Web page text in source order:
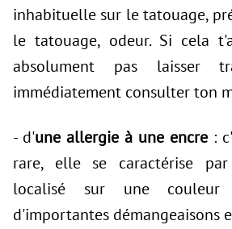
inhabituelle sur le tatouage,
le tatouage, odeur. Si cela
absolument pas laisser
immédiatement consulter ton
- d'une allergie à une encre :
rare, elle se caractérise
localisé sur une couleur
d'importantes démangeaisons